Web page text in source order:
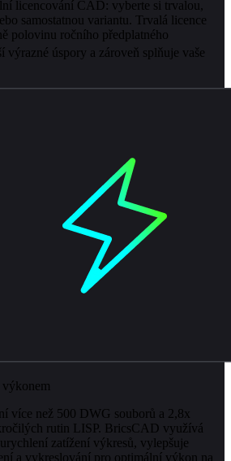
licencování CAD: vyberte si trvalou,
samostatnou variantu. Trvalá licence
polovinu ročního předplatného
výrazné úspory a zároveň splňuje vaše
výkonem
více než 500 DWG souborů a 2,8x
rutin LISP. BricsCAD využívá
zatížení výkresů, vylepšuje
a vykreslování pro optimální výkon na